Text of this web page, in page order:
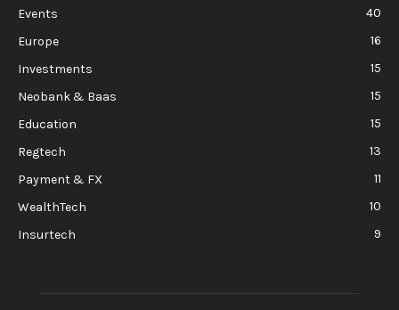
Events
40
Europe
16
Investments
15
Neobank & Baas
15
Education
15
Regtech
13
Payment & FX
11
WealthTech
10
Insurtech
9